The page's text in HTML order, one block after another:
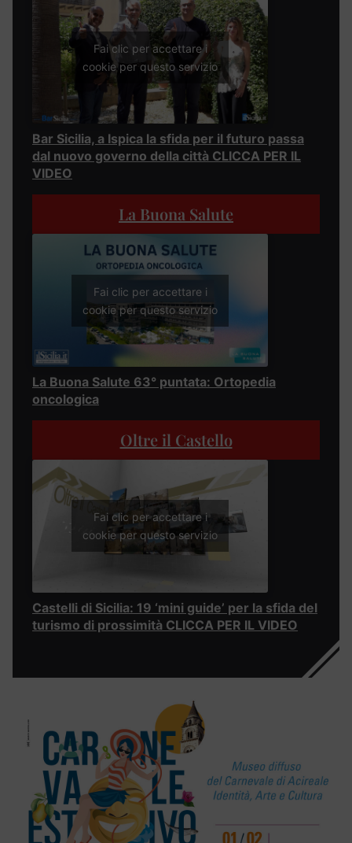
Fai clic per accettare i
cookie per questo servizio
Bar Sicilia, a Ispica la sfida per il futuro passa
dal nuovo governo della città CLICCA PER IL
VIDEO
La Buona Salute
Fai clic per accettare i
cookie per questo servizio
La Buona Salute 63° puntata: Ortopedia
oncologica
Oltre il Castello
Fai clic per accettare i
cookie per questo servizio
Castelli di Sicilia: 19 ‘mini guide’ per la sfida del
turismo di prossimità CLICCA PER IL VIDEO